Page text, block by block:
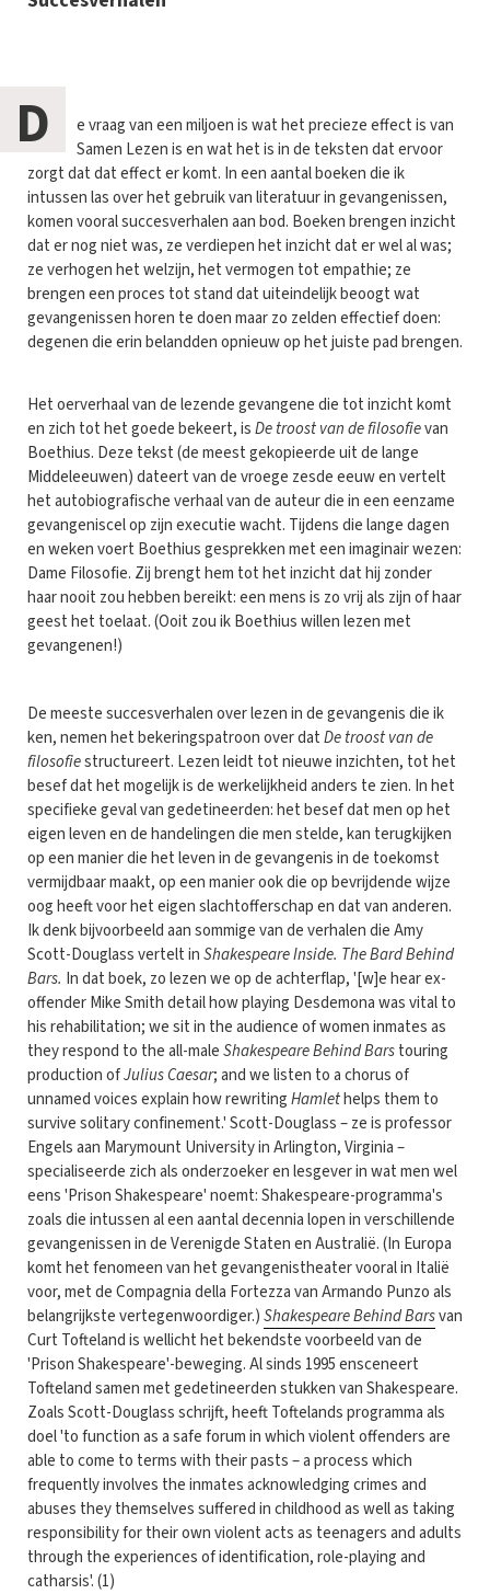
D
e vraag van een miljoen is wat het precieze effect is van
Samen Lezen is en wat het is in de teksten dat ervoor
zorgt dat dat effect er komt. In een aantal boeken die ik
intussen las over het gebruik van literatuur in gevangenissen,
komen vooral succesverhalen aan bod. Boeken brengen inzicht
dat er nog niet was, ze verdiepen het inzicht dat er wel al was;
ze verhogen het welzijn, het vermogen tot empathie; ze
brengen een proces tot stand dat uiteindelijk beoogt wat
gevangenissen horen te doen maar zo zelden effectief doen:
degenen die erin belandden opnieuw op het juiste pad brengen.
Het oerverhaal van de lezende gevangene die tot inzicht komt
en zich tot het goede bekeert, isDe troost van de filosofievan
Boethius. Deze tekst (de meest gekopieerde uit de lange
Middeleeuwen) dateert van de vroege zesde eeuw en vertelt
het autobiografische verhaal van de auteur die in een eenzame
gevangeniscel op zijn executie wacht. Tijdens die lange dagen
en weken voert Boethius gesprekken met een imaginair wezen:
Dame Filosofie. Zij brengt hem tot het inzicht dat hij zonder
haar nooit zou hebben bereikt: een mens is zo vrij als zijn of haar
geest het toelaat. (Ooit zou ik Boethius willen lezen met
gevangenen!)
De meeste succesverhalen over lezen in de gevangenis die ik
ken, nemen het bekeringspatroon over datDe troost van de
filosofiestructureert. Lezen leidt tot nieuwe inzichten, tot het
besef dat het mogelijk is de werkelijkheid anders te zien. In het
specifieke geval van gedetineerden: het besef dat men op het
eigen leven en de handelingen die men stelde, kan terugkijken
op een manier die het leven in de gevangenis in de toekomst
vermijdbaar maakt, op een manier ook die op bevrijdende wijze
oog heeft voor het eigen slachtofferschap en dat van anderen.
Ik denk bijvoorbeeld aan sommige van de verhalen die Amy
Scott-Douglass vertelt inShakespeare Inside. The Bard Behind
Bars. In dat boek, zo lezen we op de achterflap, '[w]e hear ex-
offender Mike Smith detail how playing Desdemona was vital to
his rehabilitation; we sit in the audience of women inmates as
they respond to the all-maleShakespeare Behind Barstouring
production ofJulius Caesar; and we listen to a chorus of
unnamed voices explain how rewritingHamlethelps them to
survive solitary confinement.' Scott-Douglass – ze is professor
Engels aan Marymount University in Arlington, Virginia –
specialiseerde zich als onderzoeker en lesgever in wat men wel
eens 'Prison Shakespeare' noemt: Shakespeare-programma's
zoals die intussen al een aantal decennia lopen in verschillende
gevangenissen in de Verenigde Staten en Australië. (In Europa
komt het fenomeen van het gevangenistheater vooral in Italië
voor, met de Compagnia della Fortezza van Armando Punzo als
belangrijkste vertegenwoordiger.)Shakespeare Behind Barsvan
Curt Tofteland is wellicht het bekendste voorbeeld van de
'Prison Shakespeare'-beweging. Al sinds 1995 ensceneert
Tofteland samen met gedetineerden stukken van Shakespeare.
Zoals Scott-Douglass schrijft, heeft Toftelands programma als
doel 'to function as a safe forum in which violent offenders are
able to come to terms with their pasts – a process which
frequently involves the inmates acknowledging crimes and
abuses they themselves suffered in childhood as well as taking
responsibility for their own violent acts as teenagers and adults
through the experiences of identification, role-playing and
catharsis'. (1)